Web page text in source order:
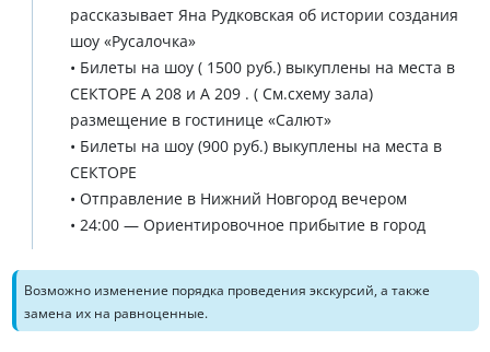
рассказывает Яна Рудковская об истории создания
шоу «Русалочка»
• Билеты на шоу ( 1500 руб.) выкуплены на места в
СЕКТОРЕ А 208 и А 209 . ( См.схему зала)
размещение в гостинице «Салют»
• Билеты на шоу (900 руб.) выкуплены на места в
СЕКТОРЕ
• Отправление в Нижний Новгород вечером
• 24:00 — Ориентировочное прибытие в город
Возможно изменение порядка проведения экскурсий, а также
замена их на равноценные.